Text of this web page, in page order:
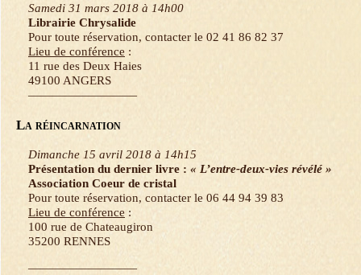
Samedi 31 mars 2018 à 14h00
Librairie Chrysalide
Pour toute réservation, contacter le 02 41 86 82 37
Lieu de conférence :
11 rue des Deux Haies
49100 ANGERS
—————————
La réincarnation
Dimanche 15 avril 2018 à 14h15
Présentation du dernier livre : « L’entre-deux-vies révélé »
Association Coeur de cristal
Pour toute réservation, contacter le 06 44 94 39 83
Lieu de conférence :
100 rue de Chateaugiron
35200 RENNES
—————————